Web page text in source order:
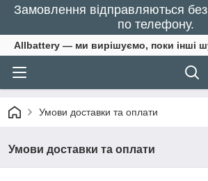
Замовлення відправляються
по телефону.
Allbattery — ми вирішуємо, поки інші
Умови доставки та оплати
Умови доставки та оплати